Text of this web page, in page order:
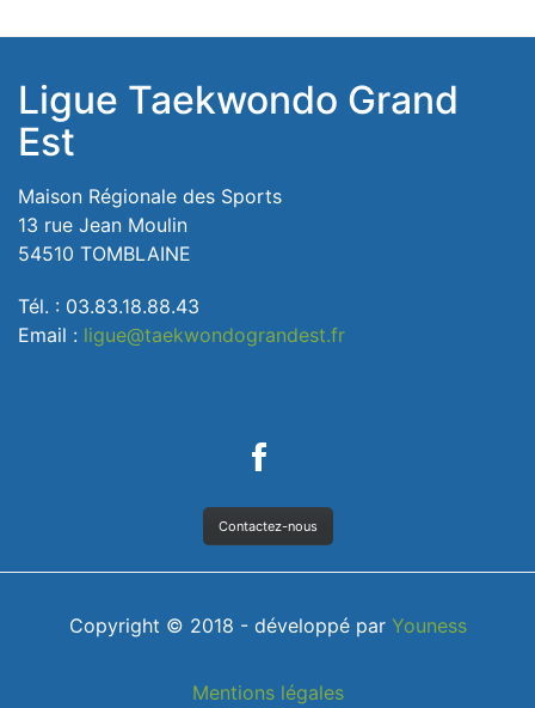
Ligue Taekwondo Grand
Est
Maison Régionale des Sports
13 rue Jean Moulin
54510 TOMBLAINE
Tél. : 03.83.18.88.43
Email : ligue@taekwondograndest.fr
Contactez-nous
Copyright © 2018 - développé par Youness
Mentions légales